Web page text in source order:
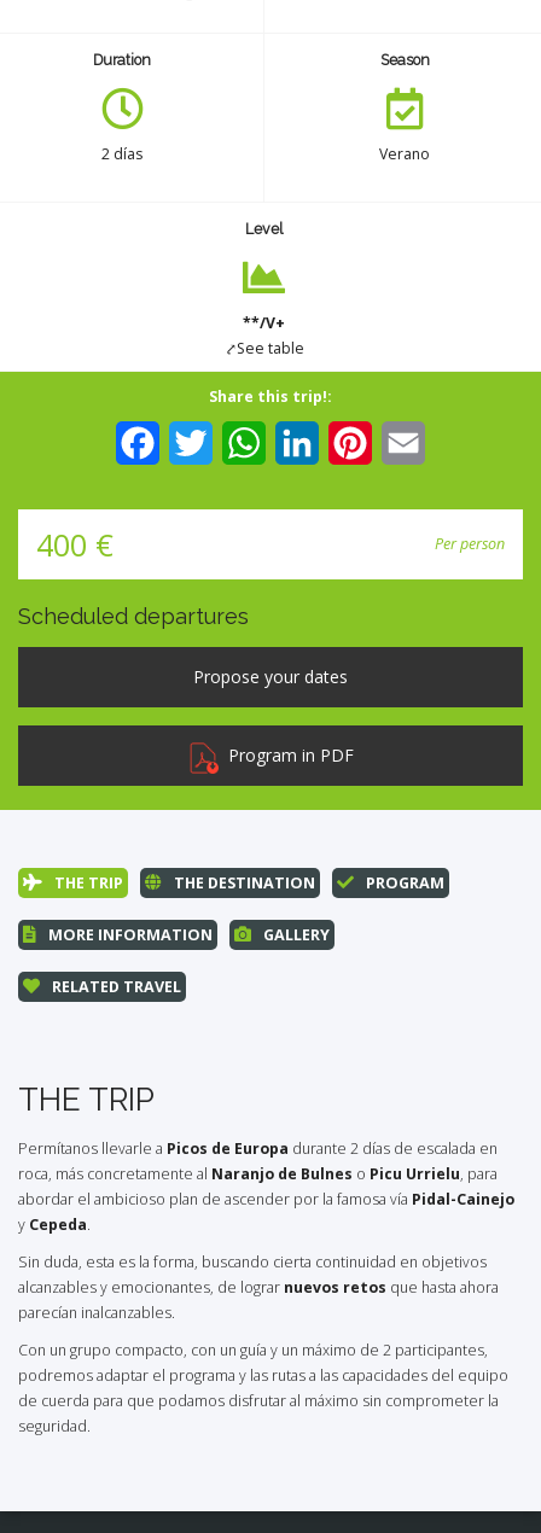
Duration
2 días
Season
Verano
Level
**/V+
⤤See table
Share this trip!:
FacebookTwitter WhatsAppLinkedInPinterest
400 € Per person
Scheduled departures
Program in PDF
THE TRIP THE DESTINATION PROGRAM
MORE INFORMATION GALLERY
RELATED TRAVEL
THE TRIP
Permítanos llevarle a Picos de Europa durante 2 días de escalada en
roca, más concretamente al Naranjo de Bulnes o Picu Urrielu, para
abordar el ambicioso plan de ascender por la famosa vía Pidal-Cainejo
y Cepeda.
Sin duda, esta es la forma, buscando cierta continuidad en objetivos
alcanzables y emocionantes, de lograr nuevos retos que hasta ahora
parecían inalcanzables.
Con un grupo compacto, con un guía y un máximo de 2 participantes,
podremos adaptar el programa y las rutas a las capacidades del equipo
de cuerda para que podamos disfrutar al máximo sin comprometer la
seguridad.